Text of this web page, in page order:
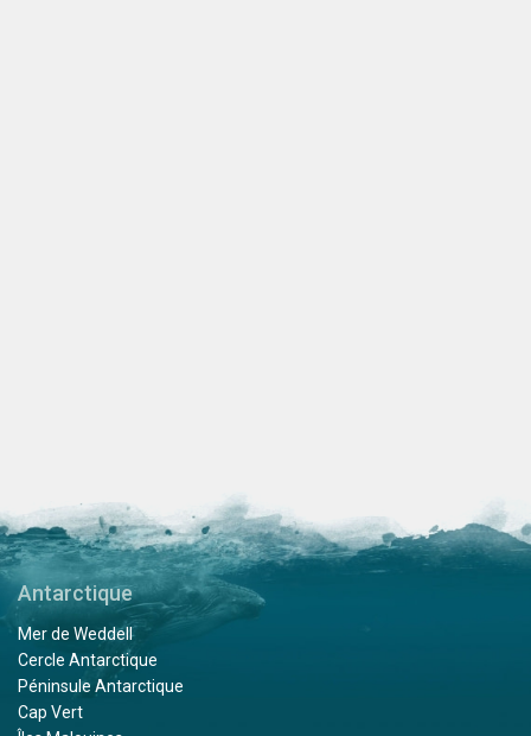
Antarctique
Mer de Weddell
Cercle Antarctique
Péninsule Antarctique
Cap Vert